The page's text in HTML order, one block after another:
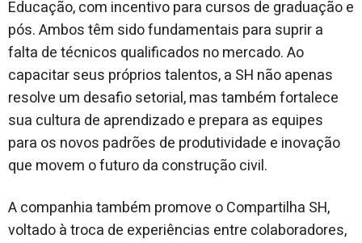
Educação, com incentivo para cursos de graduação e
pós. Ambos têm sido fundamentais para suprir a
falta de técnicos qualificados no mercado. Ao
capacitar seus próprios talentos, a SH não apenas
resolve um desafio setorial, mas também fortalece
sua cultura de aprendizado e prepara as equipes
para os novos padrões de produtividade e inovação
que movem o futuro da construção civil.
A companhia também promove o Compartilha SH,
voltado à troca de experiências entre colaboradores,